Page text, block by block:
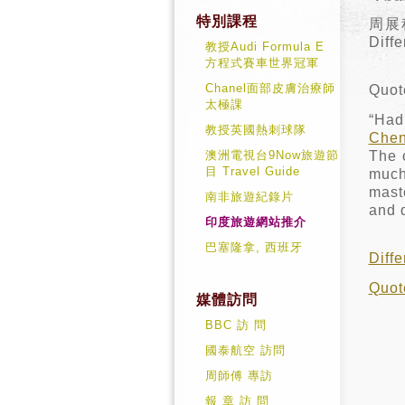
特別課程
教授Audi Formula E
方程式賽車世界冠軍
Chanel面部皮膚治療師
太極課
教授英國熱刺球隊
澳洲電視台9Now旅遊節
目 Travel Guide
南非旅遊紀錄片
印度旅遊網站推介
巴塞隆拿, 西班牙
媒體訪問
BBC 訪 問
國泰航空 訪問
周師傅 專訪
報 章 訪 問
周
The
and